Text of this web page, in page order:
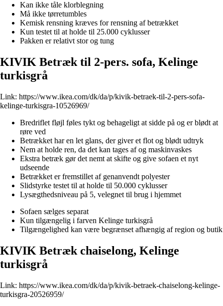
Kan ikke tåle klorblegning
Må ikke tørretumbles
Kemisk rensning kræves for rensning af betrækket
Kun testet til at holde til 25.000 cyklusser
Pakken er relativt stor og tung
KIVIK Betræk til 2-pers. sofa, Kelinge
turkisgrå
Link: https://www.ikea.com/dk/da/p/kivik-betraek-til-2-pers-sofa-
kelinge-turkisgra-10526969/
Bredriflet fløjl føles tykt og behageligt at sidde på og er blødt at
røre ved
Betrækket har en let glans, der giver et flot og blødt udtryk
Nem at holde ren, da det kan tages af og maskinvaskes
Ekstra betræk gør det nemt at skifte og give sofaen et nyt
udseende
Betrækket er fremstillet af genanvendt polyester
Slidstyrke testet til at holde til 50.000 cyklusser
Lysægthedsniveau på 5, velegnet til brug i hjemmet
Sofaen sælges separat
Kun tilgængelig i farven Kelinge turkisgrå
Tilgængelighed kan være begrænset afhængig af region og butik
KIVIK Betræk chaiselong, Kelinge
turkisgrå
Link: https://www.ikea.com/dk/da/p/kivik-betraek-chaiselong-kelinge-
turkisgra-20526959/